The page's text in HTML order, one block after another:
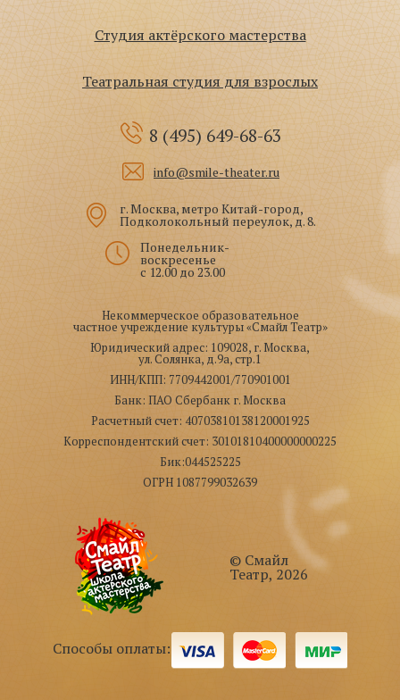
© Смайл
Театр, 2026
Способы оплаты:
Студия актёрского мастерства
Театральная студия для взрослых
8 (495) 649-68-63
info@smile-theater.ru
г. Москва, метро Китай-город,
Подколокольный переулок, д. 8.
Понедельник-
воскресенье
с 12.00 до 23.00
Некоммерческое образовательное
частное учреждение культуры «Смайл Театр»
Юридический адрес: 109028, г. Москва,
ул. Солянка, д.9а, стр.1
ИНН/КПП: 7709442001/770901001
Банк: ПАО Сбербанк г. Москва
Расчетный счет: 40703810138120001925
Корреспондентский счет: 30101810400000000225
Бик:044525225
ОГРН 1087799032639